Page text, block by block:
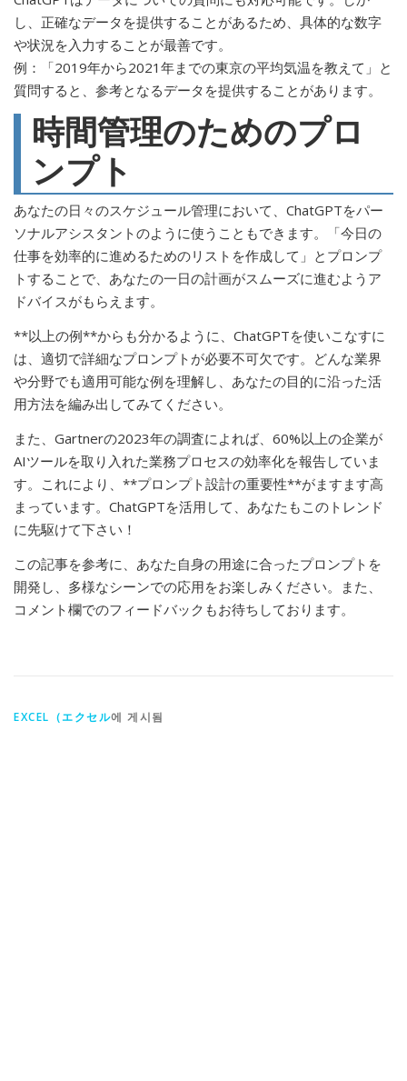
し、正確なデータを提供することがあるため、具体的な数字
や状況を入力することが最善です。
例：「2019年から2021年までの東京の平均気温を教えて」と
質問すると、参考となるデータを提供することがあります。
時間管理のためのプロ
ンプト
あなたの日々のスケジュール管理において、ChatGPTをパー
ソナルアシスタントのように使うこともできます。「今日の
仕事を効率的に進めるためのリストを作成して」とプロンプ
トすることで、あなたの一日の計画がスムーズに進むようア
ドバイスがもらえます。
**以上の例**からも分かるように、ChatGPTを使いこなすに
は、適切で詳細なプロンプトが必要不可欠です。どんな業界
や分野でも適用可能な例を理解し、あなたの目的に沿った活
用方法を編み出してみてください。
また、Gartnerの2023年の調査によれば、60%以上の企業が
AIツールを取り入れた業務プロセスの効率化を報告していま
す。これにより、**プロンプト設計の重要性**がますます高
まっています。ChatGPTを活用して、あなたもこのトレンド
に先駆けて下さい！
この記事を参考に、あなた自身の用途に合ったプロンプトを
開発し、多様なシーンでの応用をお楽しみください。また、
コメント欄でのフィードバックもお待ちしております。
EXCEL（エクセル에 게시됨